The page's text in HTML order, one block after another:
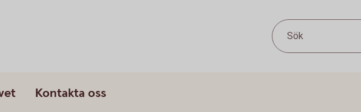
Sök
Kontakta oss